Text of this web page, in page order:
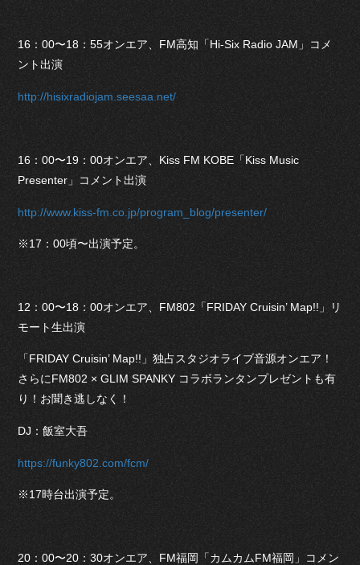
16：00〜18：55オンエア、FM高知「Hi-Six Radio JAM」コメ
ント出演
http://hisixradiojam.seesaa.net/
16：00〜19：00オンエア、Kiss FM KOBE「Kiss Music
Presenter」コメント出演
http://www.kiss-fm.co.jp/program_blog/presenter/
※17：00頃〜出演予定。
12：00〜18：00オンエア、FM802「FRIDAY Cruisin’ Map!!」リ
モート生出演
「FRIDAY Cruisin’ Map!!」独占スタジオライブ音源オンエア！
さらにFM802 × GLIM SPANKY コラボランタンプレゼントも有
り！お聞き逃しなく！
DJ：飯室大吾
https://funky802.com/fcm/
※17時台出演予定。
20：00〜20：30オンエア、FM福岡「カムカムFM福岡」コメン